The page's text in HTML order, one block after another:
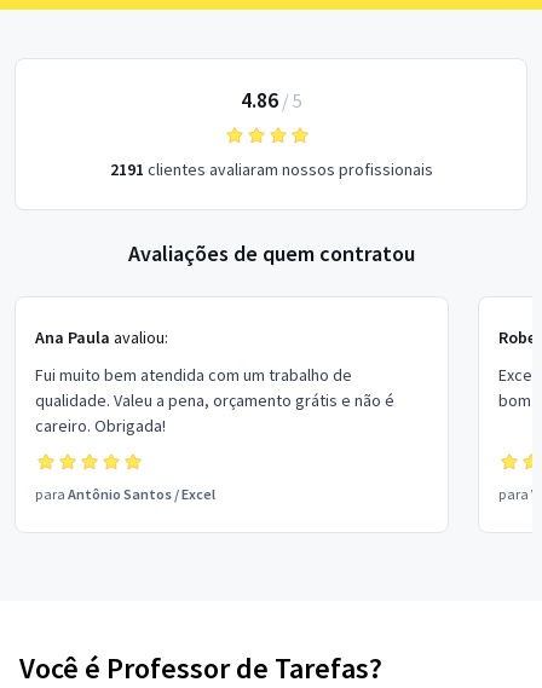
4.86/ 5
2191 clientes avaliaram nossos profissionais
Avaliações de quem contratou
Ana Paula avaliou:
Fui muito bem atendida com um trabalho de
qualidade. Valeu a pena, orçamento grátis e não é
careiro. Obrigada!
para Antônio Santos /Excel
bom
para
Você é Professor de Tarefas?